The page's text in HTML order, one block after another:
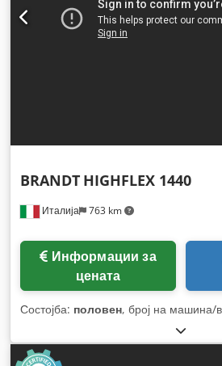
Италија 763 km
BRANDT HIGHFLEX 1440
цената
Состојба: половен, број на машина/